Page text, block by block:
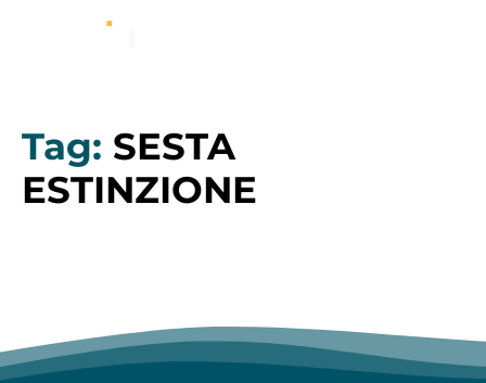
Tag: SESTA
ESTINZIONE